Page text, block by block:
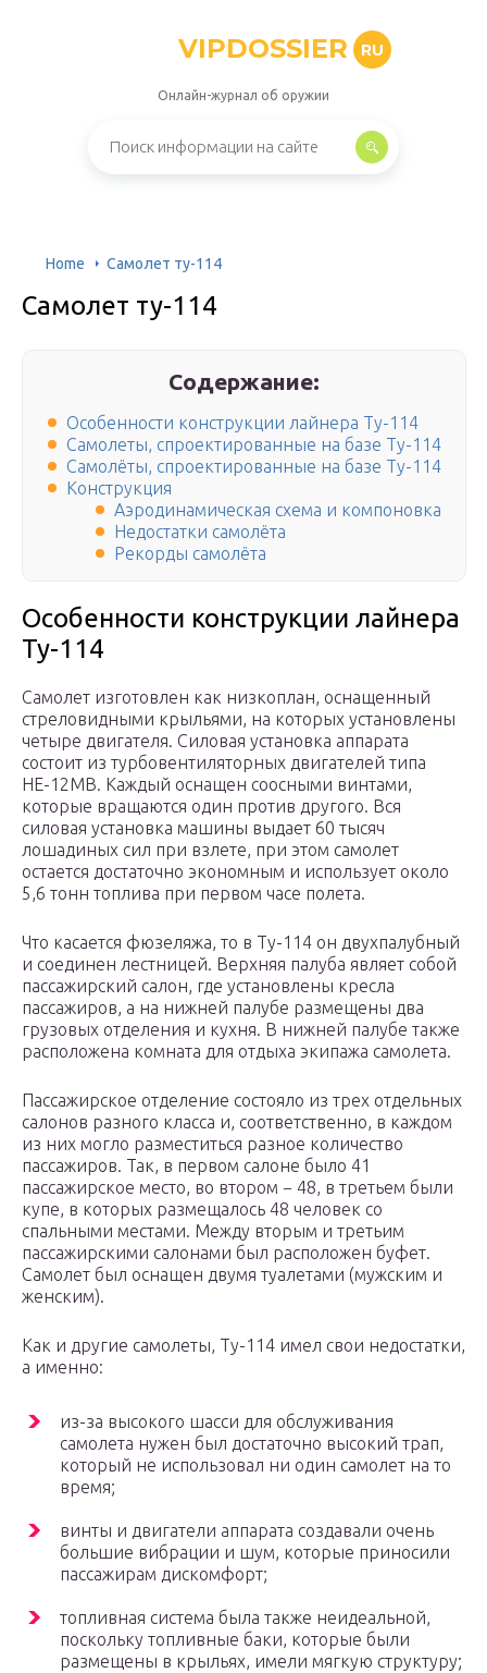
VIPDOSSIER RU
Онлайн-журнал об оружии
Home Самолет ту-114
Самолет ту-114
Содержание:
Особенности конструкции лайнера Ту-114
Самолеты, спроектированные на базе Ту-114
Самолёты, спроектированные на базе Ту-114
Конструкция
Аэродинамическая схема и компоновка
Недостатки самолёта
Рекорды самолёта
Особенности конструкции лайнера
Ту-114
Самолет изготовлен как низкоплан, оснащенный
стреловидными крыльями, на которых установлены
четыре двигателя. Силовая установка аппарата
состоит из турбовентиляторных двигателей типа
НЕ-12МВ. Каждый оснащен соосными винтами,
которые вращаются один против другого. Вся
силовая установка машины выдает 60 тысяч
лошадиных сил при взлете, при этом самолет
остается достаточно экономным и использует около
5,6 тонн топлива при первом часе полета.
Что касается фюзеляжа, то в Ту-114 он двухпалубный
и соединен лестницей. Верхняя палуба являет собой
пассажирский салон, где установлены кресла
пассажиров, а на нижней палубе размещены два
грузовых отделения и кухня. В нижней палубе также
расположена комната для отдыха экипажа самолета.
Пассажирское отделение состояло из трех отдельных
салонов разного класса и, соответственно, в каждом
из них могло разместиться разное количество
пассажиров. Так, в первом салоне было 41
пассажирское место, во втором − 48, в третьем были
купе, в которых размещалось 48 человек со
спальными местами. Между вторым и третьим
пассажирскими салонами был расположен буфет.
Самолет был оснащен двумя туалетами (мужским и
женским).
Как и другие самолеты, Ту-114 имел свои недостатки,
а именно:
из-за высокого шасси для обслуживания
самолета нужен был достаточно высокий трап,
который не использовал ни один самолет на то
время;
винты и двигатели аппарата создавали очень
большие вибрации и шум, которые приносили
пассажирам дискомфорт;
топливная система была также неидеальной,
поскольку топливные баки, которые были
размещены в крыльях, имели мягкую структуру;